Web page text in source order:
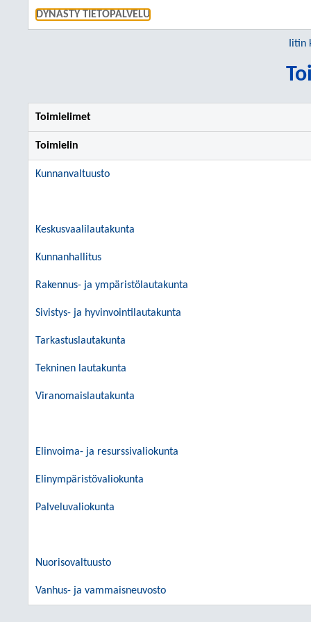
DYNASTY TIETOPALVELU
Iitin
Toimielimet
Toimielin
Kunnanvaltuusto
Keskusvaalilautakunta
Kunnanhallitus
Rakennus- ja ympäristölautakunta
Sivistys- ja hyvinvointilautakunta
Tarkastuslautakunta
Tekninen lautakunta
Viranomaislautakunta
Elinvoima- ja resurssivaliokunta
Elinympäristövaliokunta
Palveluvaliokunta
Nuorisovaltuusto
Vanhus- ja vammaisneuvosto